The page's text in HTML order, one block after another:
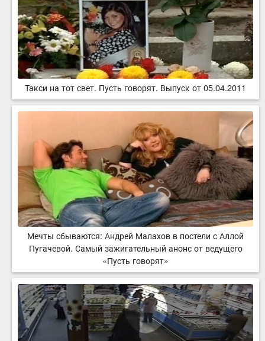
Такси на тот свет. Пусть говорят. Выпуск от 05.04.2011
Мечты сбываются: Андрей Малахов в постели с Аллой
Пугачевой. Самый зажигательный анонс от ведущего
«Пусть говорят»